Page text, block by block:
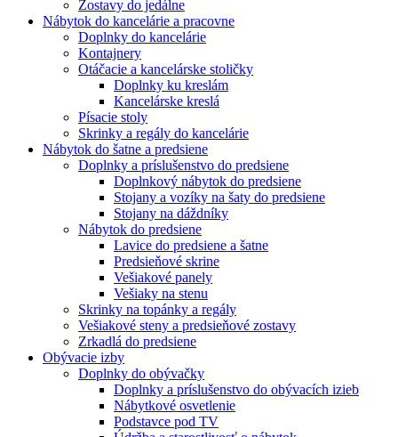
Zostavy do jedálne
Nábytok do kancelárie a pracovne
Doplnky do kancelárie
Kontajnery
Otáčacie a kancelárske stoličky
Doplnky ku kreslám
Kancelárske kreslá
Písacie stoly
Skrinky a regály do kancelárie
Nábytok do šatne a predsiene
Doplnky a príslušenstvo do predsiene
Doplnkový nábytok do predsiene
Stojany a vozíky na šaty do predsiene
Stojany na dáždníky
Nábytok do predsiene
Lavice do predsiene a šatne
Predsieňové skrine
Vešiakové panely
Vešiaky na stenu
Skrinky na topánky a regály
Vešiakové steny a predsieňové zostavy
Zrkadlá do predsiene
Obývacie izby
Doplnky do obývačky
Doplnky a príslušenstvo do obývacích izieb
Nábytkové osvetlenie
Podstavce pod TV